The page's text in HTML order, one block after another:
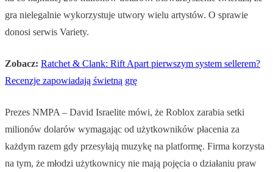
gra nielegalnie wykorzystuje utwory wielu artystów. O sprawie
donosi serwis Variety.
Zobacz: Ratchet & Clank: Rift Apart pierwszym system sellerem?
Recenzje zapowiadają świetną grę
Prezes NMPA – David Israelite mówi, że Roblox zarabia setki
milionów dolarów wymagając od użytkowników płacenia za
każdym razem gdy przesyłają muzykę na platformę. Firma korzysta
na tym, że młodzi użytkownicy nie mają pojęcia o działaniu praw